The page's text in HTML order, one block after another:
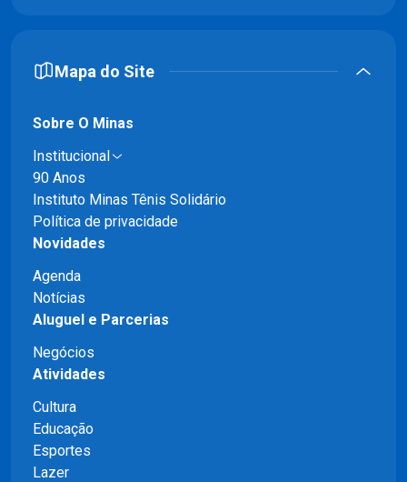
Mapa do Site
Sobre O Minas
Institucional
90 Anos
Instituto Minas Tênis Solidário
Política de privacidade
Novidades
Agenda
Notícias
Aluguel e Parcerias
Negócios
Atividades
Cultura
Educação
Esportes
Lazer